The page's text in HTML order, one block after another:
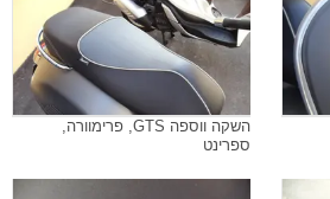
השקה ווספה GTS, פרימוורה,
ספרינט